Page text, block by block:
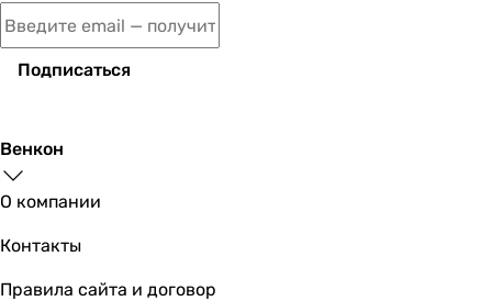
Подписаться
Венкон
О компании
Контакты
Правила сайта и договор